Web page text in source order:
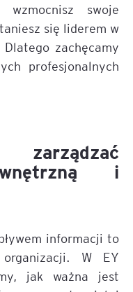
wzmocnisz swoje
się liderem w
Dlatego zachęcamy
profesjonalnych
i
informacji to
W EY
jak ważna jest